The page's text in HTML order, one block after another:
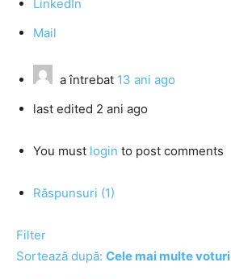
LinkedIn
Mail
a întrebat 13 ani ago
last edited 2 ani ago
You must login to post comments
Răspunsuri (1)
Filter
Sortează după: Cele mai multe voturi